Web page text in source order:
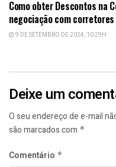
Como obter Descontos na
negociação com corretores
9 DE SETEMBRO DE 2024, 10:29H
Deixe um
O seu endereço de e-mail
são marcados com *
Comentário *